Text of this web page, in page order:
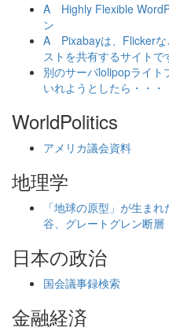
A Highly Flexible
ン
A Pixabayは、Flickerな
ストを共有するサイトで
別のサーバlolipopライト
いれようとしたら・・・
WorldPolitics
アメリカ議会資料
地理学
「地球の原型」が生ま
谷、グレートグレン断層
日本の政治
国会議事録検索
金融経済